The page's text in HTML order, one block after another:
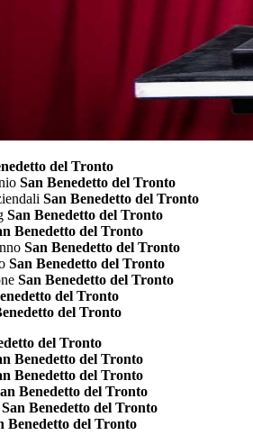
del Tronto
San Benedetto del Tronto
San Benedetto del Tronto
San Benedetto del Tronto
Benedetto del Tronto
San Benedetto del Tronto
San Benedetto del Tronto
San Benedetto del Tronto
del Tronto
del Tronto
del Tronto
Benedetto del Tronto
Benedetto del Tronto
Benedetto del Tronto
San Benedetto del Tronto
Benedetto del Tronto